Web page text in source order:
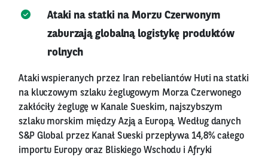
Ataki na statki na Morzu Czerwonym
zaburzają globalną logistykę produktów
rolnych
Ataki wspieranych przez Iran rebeliantów Huti na statki
na kluczowym szlaku żeglugowym Morza Czerwonego
zakłóciły żeglugę w Kanale Sueskim, najszybszym
szlaku morskim między Azją a Europą. Według danych
S&P Global przez Kanał Sueski przepływa 14,8% całego
importu Europy oraz Bliskiego Wschodu i Afryki